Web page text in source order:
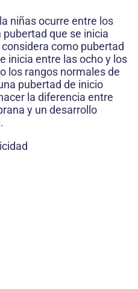
niñas ocurre entre los
que se inicia
como pubertad
inicia entre las ocho y los
los rangos normales de
pubertad de inicio
la diferencia entre
y un desarrollo